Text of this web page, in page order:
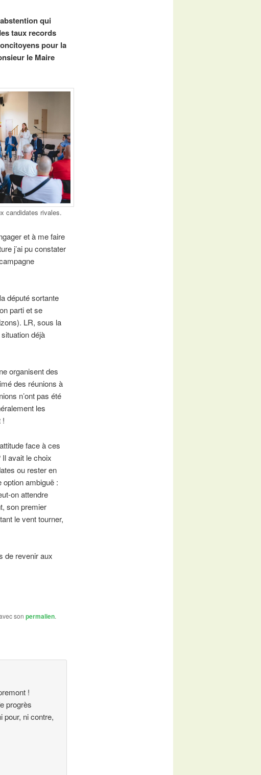
qui
taux records
pour la
le Maire
candidates rivales.
et à me faire
j’ai pu constater
député sortante
parti et se
LR, sous la
déjà
organisent des
des réunions à
n’ont pas été
les
!
face à ces
avait le choix
ou rester en
option ambiguë :
on attendre
son premier
le vent tourner,
de revenir aux
son permalien.
!
progrès
pour, ni contre,